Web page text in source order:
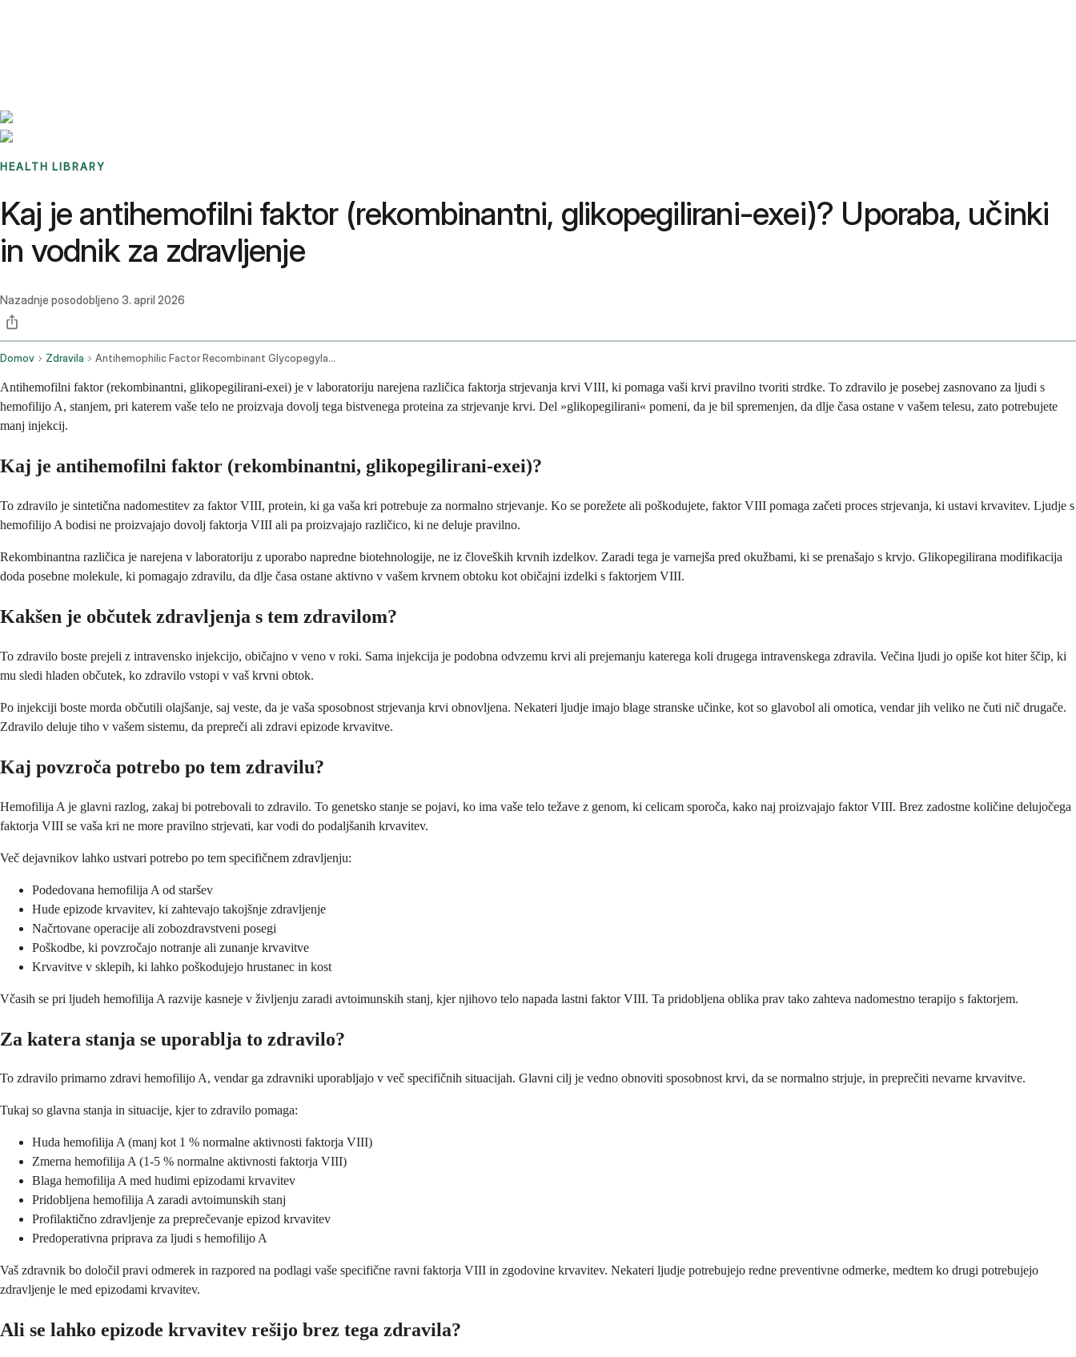
HEALTH LIBRARY
Kaj je antihemofilni faktor (rekombinantni, glikopegilirani-exei)? Uporaba, učinki
in vodnik za zdravljenje
Nazadnje posodobljeno 3. april 2026
Domov Zdravila Antihemophilic Factor Recombinant Glycopegylated Exei Intravenous Route
Antihemofilni faktor (rekombinantni, glikopegilirani-exei) je v laboratoriju narejena različica faktorja strjevanja krvi VIII, ki pomaga vaši krvi pravilno tvoriti strdke. To zdravilo je posebej zasnovano za ljudi s
hemofilijo A, stanjem, pri katerem vaše telo ne proizvaja dovolj tega bistvenega proteina za strjevanje krvi. Del »glikopegilirani« pomeni, da je bil spremenjen, da dlje časa ostane v vašem telesu, zato potrebujete
manj injekcij.
Kaj je antihemofilni faktor (rekombinantni, glikopegilirani-exei)?
To zdravilo je sintetična nadomestitev za faktor VIII, protein, ki ga vaša kri potrebuje za normalno strjevanje. Ko se porežete ali poškodujete, faktor VIII pomaga začeti proces strjevanja, ki ustavi krvavitev. Ljudje s
hemofilijo A bodisi ne proizvajajo dovolj faktorja VIII ali pa proizvajajo različico, ki ne deluje pravilno.
Rekombinantna različica je narejena v laboratoriju z uporabo napredne biotehnologije, ne iz človeških krvnih izdelkov. Zaradi tega je varnejša pred okužbami, ki se prenašajo s krvjo. Glikopegilirana modifikacija
doda posebne molekule, ki pomagajo zdravilu, da dlje časa ostane aktivno v vašem krvnem obtoku kot običajni izdelki s faktorjem VIII.
Kakšen je občutek zdravljenja s tem zdravilom?
To zdravilo boste prejeli z intravensko injekcijo, običajno v veno v roki. Sama injekcija je podobna odvzemu krvi ali prejemanju katerega koli drugega intravenskega zdravila. Večina ljudi jo opiše kot hiter ščip, ki
mu sledi hladen občutek, ko zdravilo vstopi v vaš krvni obtok.
Po injekciji boste morda občutili olajšanje, saj veste, da je vaša sposobnost strjevanja krvi obnovljena. Nekateri ljudje imajo blage stranske učinke, kot so glavobol ali omotica, vendar jih veliko ne čuti nič drugače.
Zdravilo deluje tiho v vašem sistemu, da prepreči ali zdravi epizode krvavitve.
Kaj povzroča potrebo po tem zdravilu?
Hemofilija A je glavni razlog, zakaj bi potrebovali to zdravilo. To genetsko stanje se pojavi, ko ima vaše telo težave z genom, ki celicam sporoča, kako naj proizvajajo faktor VIII. Brez zadostne količine delujočega
faktorja VIII se vaša kri ne more pravilno strjevati, kar vodi do podaljšanih krvavitev.
Več dejavnikov lahko ustvari potrebo po tem specifičnem zdravljenju:
Podedovana hemofilija A od staršev
Hude epizode krvavitev, ki zahtevajo takojšnje zdravljenje
Načrtovane operacije ali zobozdravstveni posegi
Poškodbe, ki povzročajo notranje ali zunanje krvavitve
Krvavitve v sklepih, ki lahko poškodujejo hrustanec in kost
Včasih se pri ljudeh hemofilija A razvije kasneje v življenju zaradi avtoimunskih stanj, kjer njihovo telo napada lastni faktor VIII. Ta pridobljena oblika prav tako zahteva nadomestno terapijo s faktorjem.
Za katera stanja se uporablja to zdravilo?
To zdravilo primarno zdravi hemofilijo A, vendar ga zdravniki uporabljajo v več specifičnih situacijah. Glavni cilj je vedno obnoviti sposobnost krvi, da se normalno strjuje, in preprečiti nevarne krvavitve.
Tukaj so glavna stanja in situacije, kjer to zdravilo pomaga:
Huda hemofilija A (manj kot 1 % normalne aktivnosti faktorja VIII)
Zmerna hemofilija A (1-5 % normalne aktivnosti faktorja VIII)
Blaga hemofilija A med hudimi epizodami krvavitev
Pridobljena hemofilija A zaradi avtoimunskih stanj
Profilaktično zdravljenje za preprečevanje epizod krvavitev
Predoperativna priprava za ljudi s hemofilijo A
Vaš zdravnik bo določil pravi odmerek in razpored na podlagi vaše specifične ravni faktorja VIII in zgodovine krvavitev. Nekateri ljudje potrebujejo redne preventivne odmerke, medtem ko drugi potrebujejo
zdravljenje le med epizodami krvavitev.
Ali se lahko epizode krvavitev rešijo brez tega zdravila?